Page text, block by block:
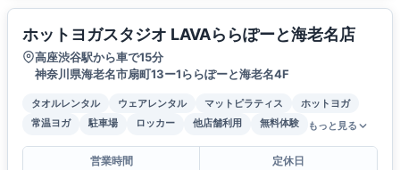
ホットヨガスタジオ LAVAららぽーと海老名店
高座渋谷駅から車で15分
神奈川県海老名市扇町13ー1ららぽーと海老名4F
タオルレンタル ウェアレンタル マットピラティス
ホットヨガ
常温ヨガ
駐車場 ロッカー 他店舗利用 無料体験 もっと見る
営業時間
定休日